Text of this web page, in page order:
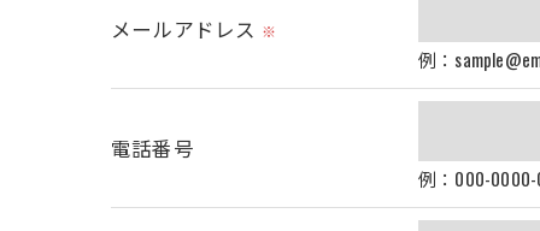
＜個人情報の開示･訂正・削除･利用停止の
ご本人である事を確認のうえ、対応させて
個人情報の開示･訂正･削除・利用停止の
メールアドレス ※
例：
電話番号
例：000-